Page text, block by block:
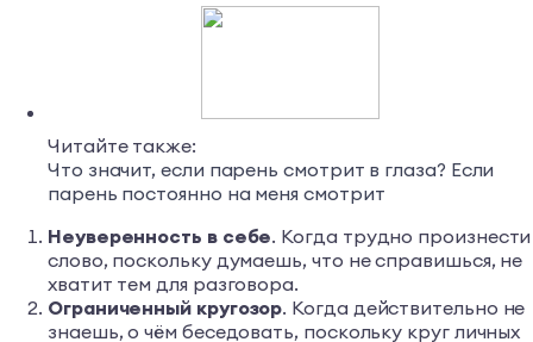
Читайте также:
Что значит, если парень смотрит в глаза? Если
парень постоянно на меня смотрит
Неуверенность в себе. Когда трудно произнести
слово, поскольку думаешь, что не справишься, не
хватит тем для разговора.
Ограниченный кругозор. Когда действительно не
знаешь, о чём беседовать, поскольку круг личных